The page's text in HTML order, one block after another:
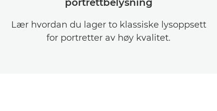
portrettbelysning
Lær hvordan du lager to klassiske lysoppsett
for portretter av høy kvalitet.